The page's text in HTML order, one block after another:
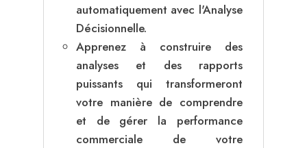
automatiquement avec l'Analyse
Décisionnelle.
Apprenez à construire des
analyses et des rapports
puissants qui transformeront
votre manière de comprendre
et de gérer la performance
commerciale de votre